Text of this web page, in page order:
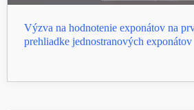
Výzva na hodnotenie exponátov na
prehliadke jednostranových exponátov